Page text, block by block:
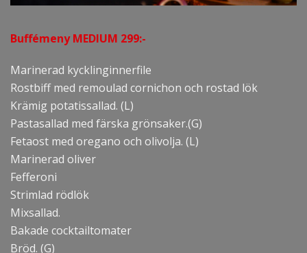
Buffémeny MEDIUM 299:-
Marinerad kycklinginnerfile
Rostbiff med remoulad cornichon och rostad lök
Krämig potatissallad. (L)
Pastasallad med färska grönsaker.(G)
Fetaost med oregano och olivolja. (L)
Marinerad oliver
Fefferoni
Strimlad rödlök
Mixsallad.
Bakade cocktailtomater
Bröd. (G)